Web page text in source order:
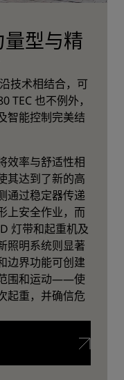
量型与精
技术相结合，可
TEC 也不例外，
智能控制完美结
效率与舒适性相
其达到了新的高
通过稳定器传递
上安全作业，而
灯带和起重机及
照明系统则显著
边界功能可创建
围和运动——使
起重，并确信危